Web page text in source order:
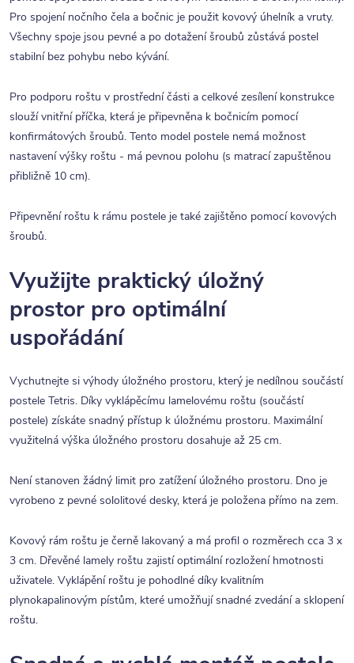
Pro spojení nočního čela a bočnic je použit kovový úhelník a vruty.
Všechny spoje jsou pevné a po dotažení šroubů zůstává postel
stabilní bez pohybu nebo kývání.
Pro podporu roštu v prostřední části a celkové zesílení konstrukce
slouží vnitřní příčka, která je připevněna k bočnicím pomocí
konfirmátových šroubů. Tento model postele nemá možnost
nastavení výšky roštu - má pevnou polohu (s matrací zapuštěnou
přibližně 10 cm).
Připevnění roštu k rámu postele je také zajištěno pomocí kovových
šroubů.
Využijte praktický úložný
prostor pro optimální
uspořádání
Vychutnejte si výhody úložného prostoru, který je nedílnou součástí
postele Tetris. Díky vyklápěcímu lamelovému roštu (součástí
postele) získáte snadný přístup k úložnému prostoru. Maximální
využitelná výška úložného prostoru dosahuje až 25 cm.
Není stanoven žádný limit pro zatížení úložného prostoru. Dno je
vyrobeno z pevné sololitové desky, která je položena přímo na zem.
Kovový rám roštu je černě lakovaný a má profil o rozměrech cca 3 x
3 cm. Dřevěné lamely roštu zajistí optimální rozložení hmotnosti
uživatele. Vyklápění roštu je pohodlné díky kvalitním
plynokapalinovým pístům, které umožňují snadné zvedání a sklopení
roštu.